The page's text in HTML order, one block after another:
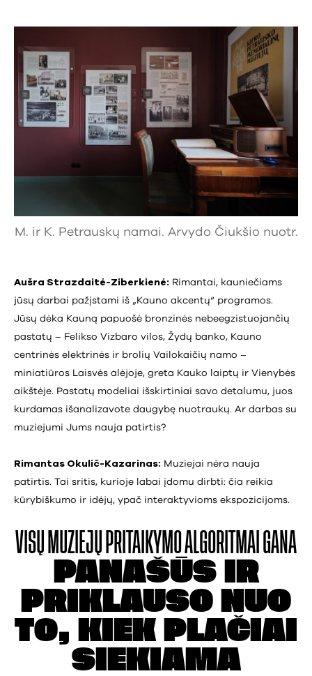
M. ir K. Petrauskų namai. Arvydo Čiukšio nuotr.
Aušra Strazdaitė-Ziberkienė: Rimantai, kauniečiams
jūsų darbai pažįstami iš „Kauno akcentų“ programos.
Jūsų dėka Kauną papuošė bronzinės nebeegzistuojančių
pastatų – Felikso Vizbaro vilos, Žydų banko, Kauno
centrinės elektrinės ir brolių Vailokaičių namo –
miniatiūros Laisvės alėjoje, greta Kauko laiptų ir Vienybės
aikštėje. Pastatų modeliai išskirtiniai savo detalumu, juos
kurdamas išanalizavote daugybę nuotraukų. Ar darbas su
muziejumi Jums nauja patirtis?
Rimantas Okulič-Kazarinas: Muziejai nėra nauja
patirtis. Tai sritis, kurioje labai įdomu dirbti: čia reikia
kūrybiškumo ir idėjų, ypač interaktyvioms ekspozicijoms.
VISŲ MUZIEJŲ PRITAIKYMOALGORITMAI GANA
PANAŠŪS IR
PRIKLAUSO
NUO
TO, KIEK PLAČIAI
SIEKIAMA